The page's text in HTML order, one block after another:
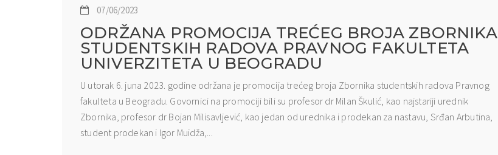
07/06/2023
ODRŽANA PROMOCIJA TREĆEG BROJA ZBORNIKA
STUDENTSKIH RADOVA PRAVNOG FAKULTETA
UNIVERZITETA U BEOGRADU
U utorak 6. juna 2023. godine održana je promocija trećeg broja Zbornika studentskih radova Pravnog
fakulteta u Beogradu. Govornici na promociji bili su profesor dr Milan Škulić, kao najstariji urednik
Zbornika, profesor dr Bojan Milisavljević, kao jedan od urednika i prodekan za nastavu, Srđan Arbutina,
student prodekan i Igor Muidža,...